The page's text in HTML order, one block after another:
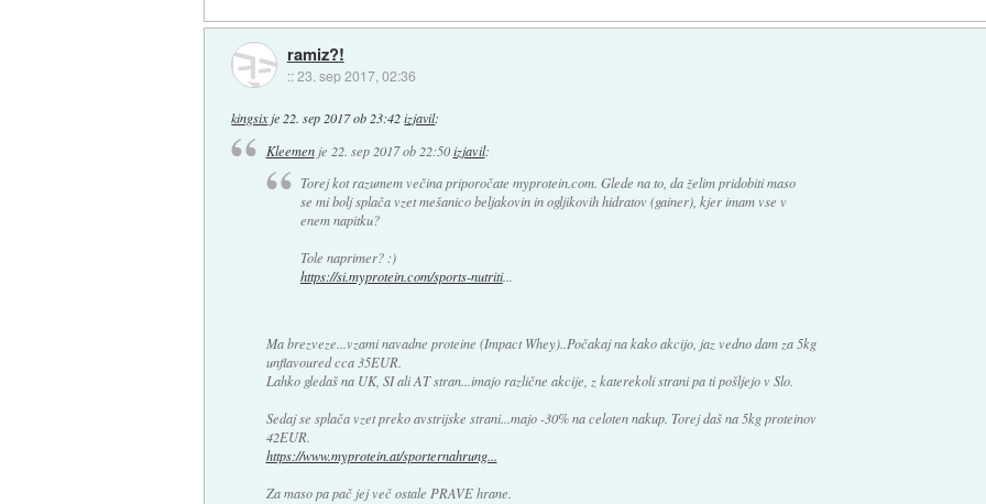
ramiz?!
::23. sep 2017, 02:36
kingsixje 22. sep 2017 ob 23:42 izjavil:
Kleemenje 22. sep 2017 ob 22:50 izjavil:
Torej kot razumem večina priporočate myprotein.com. Glede na to, da želim pridobiti maso
se mi bolj splača vzet mešanico beljakovin in ogljikovih hidratov (gainer), kjer imam vse v
enem napitku?
Tole naprimer? :)
https://si.myprotein.com/sports-nutriti...
Ma brezveze...vzami navadne proteine (Impact Whey)..Počakaj na kako akcijo, jaz vedno dam za 5kg
unflavoured cca 35EUR.
Lahko gledaš na UK, SI ali AT stran...imajo različne akcije, z katerekoli strani pa ti pošljejo v Slo.
Sedaj se splača vzet preko avstrijske strani...majo -30% na celoten nakup. Torej daš na 5kg proteinov
42EUR.
https://www.myprotein.at/sporternahrung...
Za maso pa pač jej več ostale PRAVE hrane.